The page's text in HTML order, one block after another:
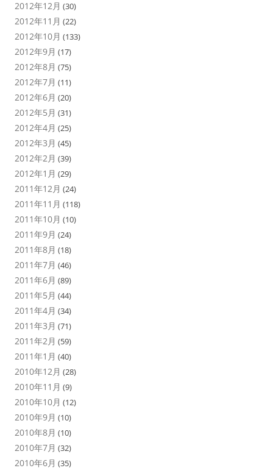
2012年12月 (30)
2012年11月 (22)
2012年10月 (133)
2012年9月 (17)
2012年8月 (75)
2012年7月 (11)
2012年6月 (20)
2012年5月 (31)
2012年4月 (25)
2012年3月 (45)
2012年2月 (39)
2012年1月 (29)
2011年12月 (24)
2011年11月 (118)
2011年10月 (10)
2011年9月 (24)
2011年8月 (18)
2011年7月 (46)
2011年6月 (89)
2011年5月 (44)
2011年4月 (34)
2011年3月 (71)
2011年2月 (59)
2011年1月 (40)
2010年12月 (28)
2010年11月 (9)
2010年10月 (12)
2010年9月 (10)
2010年8月 (10)
2010年7月 (32)
2010年6月 (35)